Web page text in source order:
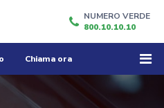
NUMERO VERDE
800.10.10.10
Chiama ora